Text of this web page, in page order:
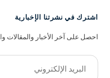
اشترك في نشرتنا الإخبارية
احصل على آخر الأخبار والمقالات